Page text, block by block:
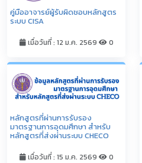
คู่มืออาจารย์ผู้รับผิดชอบหลักสูตร
ระบบ CISA
เมื่อวันที่ : 12 ม.ค. 2569 0
หลักสูตรที่ผ่านการรับรอง
มาตรฐานการอุดมศึกษา สำหรับ
หลักสูตรที่ส่งผ่านระบบ CHECO
เมื่อวันที่ : 15 ม.ค. 2569 0